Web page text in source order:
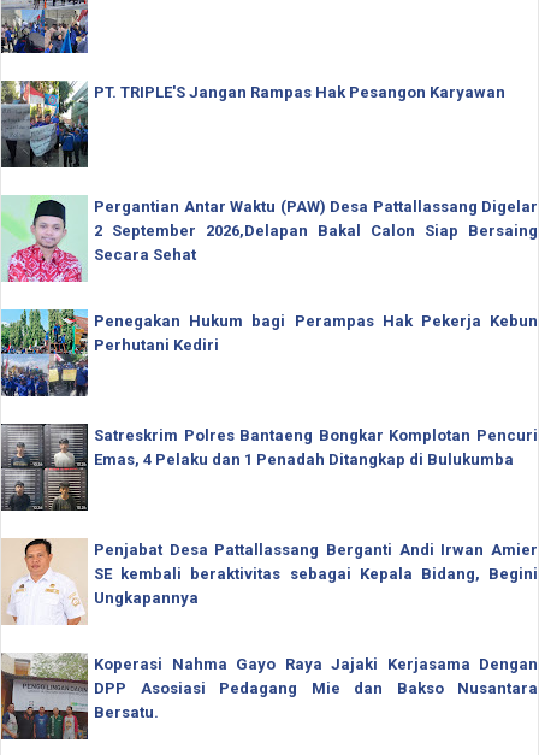
PT. TRIPLE'S Jangan Rampas Hak Pesangon Karyawan
Pergantian Antar Waktu (PAW) Desa Pattallassang Digelar
2 September 2026,Delapan Bakal Calon Siap Bersaing
Secara Sehat
Penegakan Hukum bagi Perampas Hak Pekerja Kebun
Perhutani Kediri
Satreskrim Polres Bantaeng Bongkar Komplotan Pencuri
Emas, 4 Pelaku dan 1 Penadah Ditangkap di Bulukumba
Penjabat Desa Pattallassang Berganti Andi Irwan Amier
SE kembali beraktivitas sebagai Kepala Bidang, Begini
Ungkapannya
Koperasi Nahma Gayo Raya Jajaki Kerjasama Dengan
DPP Asosiasi Pedagang Mie dan Bakso Nusantara
Bersatu.